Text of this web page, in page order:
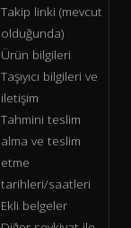
Takip linki (mevcut
olduğunda)
Ürün bilgileri
Taşıyıcı bilgileri ve
iletişim
Tahmini teslim
alma ve teslim
etme
tarihleri/saatleri
Ekli belgeler